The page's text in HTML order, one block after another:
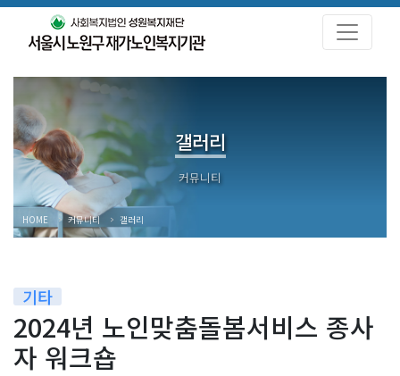
갤러리
HOME 커뮤니티 갤러리
기타
2024년 노인맞춤돌봄서비스 종사
자 워크숍